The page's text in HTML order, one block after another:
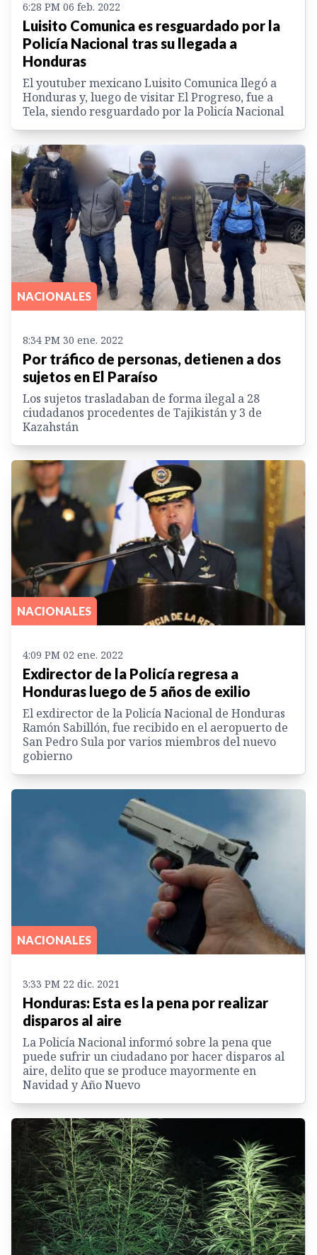
6:28 PM 06 feb. 2022
Luisito Comunica es resguardado por la
Policía Nacional tras su llegada a
Honduras
El youtuber mexicano Luisito Comunica llegó a
Honduras y, luego de visitar El Progreso, fue a
Tela, siendo resguardado por la Policía Nacional
NACIONALES
8:34 PM 30 ene. 2022
Por tráfico de personas, detienen a dos
sujetos en El Paraíso
Los sujetos trasladaban de forma ilegal a 28
ciudadanos procedentes de Tajikistán y 3 de
Kazahstán
NACIONALES
4:09 PM 02 ene. 2022
Exdirector de la Policía regresa a
Honduras luego de 5 años de exilio
El exdirector de la Policía Nacional de Honduras
Ramón Sabillón, fue recibido en el aeropuerto de
San Pedro Sula por varios miembros del nuevo
gobierno
NACIONALES
3:33 PM 22 dic. 2021
Honduras: Esta es la pena por realizar
disparos al aire
La Policía Nacional informó sobre la pena que
puede sufrir un ciudadano por hacer disparos al
aire, delito que se produce mayormente en
Navidad y Año Nuevo